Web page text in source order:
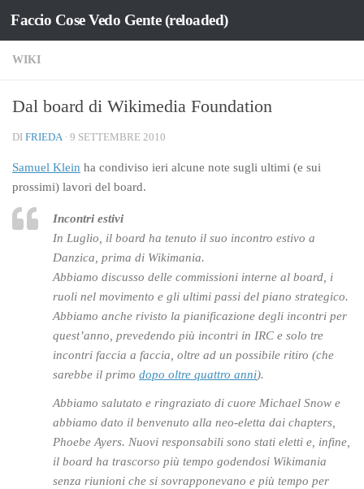
Salta al contenuto
Faccio Cose Vedo Gente (reloaded)
WIKI
Dal board di Wikimedia Foundation
DI FRIEDA · 9 SETTEMBRE 2010
Samuel Klein ha condiviso ieri alcune note sugli ultimi (e sui
prossimi) lavori del board.
Incontri estivi
In Luglio, il board ha tenuto il suo incontro estivo a
Danzica, prima di Wikimania.
Abbiamo discusso delle commissioni interne al board, i
ruoli nel movimento e gli ultimi passi del piano strategico.
Abbiamo anche rivisto la pianificazione degli incontri per
quest’anno, prevedendo più incontri in IRC e solo tre
incontri faccia a faccia, oltre ad un possibile ritiro (che
sarebbe il primo dopo oltre quattro anni).
Abbiamo salutato e ringraziato di cuore Michael Snow e
abbiamo dato il benvenuto alla neo-eletta dai chapters,
Phoebe Ayers. Nuovi responsabili sono stati eletti e, infine,
il board ha trascorso più tempo godendosi Wikimania
senza riunioni che si sovrapponevano e più tempo per